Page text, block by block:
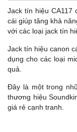
Jack tín hiệu CA117
cái giúp tăng khả
với các loại jack tín
Jack tín hiệu canon
dụng cho các loại
quả.
Đây là một trong
thương hiệu
giá rẻ cạnh tranh.